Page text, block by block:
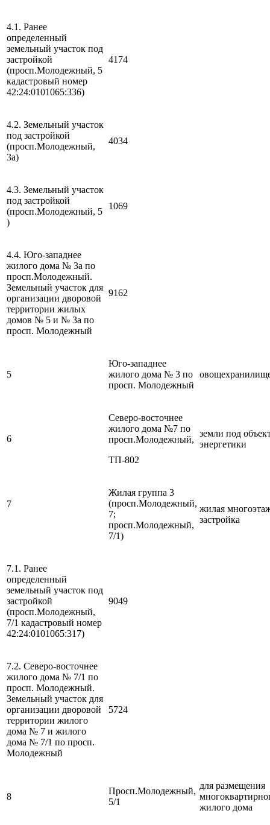
4.1. Ранее
определенный
земельный участок под
застройкой
(просп.Молодежный, 5
кадастровый номер
42:24:0101065:336)
4174
4.2. Земельный участок
под застройкой
(просп.Молодежный,
3a)
4034
4.3. Земельный участок
под застройкой
(просп.Молодежный, 5
)
1069
4.4. Юго-западнее
жилого дома № 3а по
просп.Молодежный.
Земельный участок для
организации дворовой
территории жилых
домов № 5 и № 3а по
просп. Молодежный
9162
5
Юго-западнее
жилого дома № 3 по
просп. Молодежный
6
Северо-восточнее
жилого дома №7 по
просп.Молодежный,
ТП-802
земли под
энергетики
7
Жилая группа 3
(просп.Молодежный,
7;
просп.Молодежный,
7/1)
жилая
застройка
7.1. Ранее
определенный
земельный участок под
застройкой
(просп.Молодежный,
7/1 кадастровый номер
42:24:0101065:317)
9049
7.2. Северо-восточнее
жилого дома № 7/1 по
просп. Молодежный.
Земельный участок для
организации дворовой
территории жилого
дома № 7 и жилого
дома № 7/1 по просп.
Молодежный
5724
8
Просп.Молодежный,
5/1
для размещения
жилого дома